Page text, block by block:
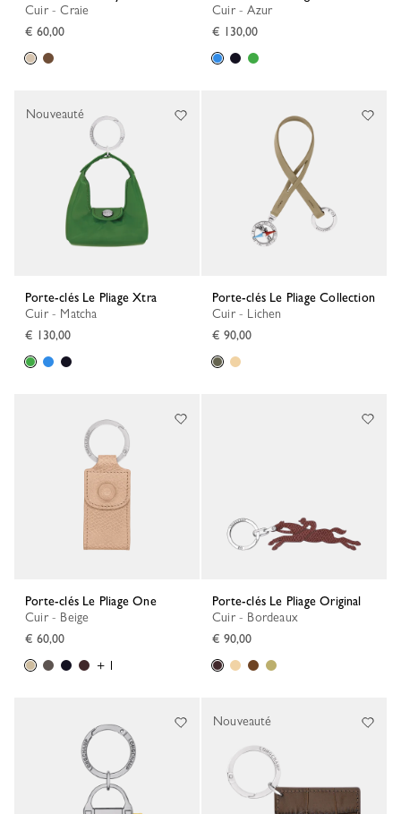
Cuir - Craie
€ 60,00
Cuir - Azur
€ 130,00
Porte-clés Le Pliage Xtra
Cuir - Matcha
€ 130,00
Nouveauté
Porte-clés Le Pliage Collection
Cuir - Lichen
€ 90,00
Porte-clés Le Pliage One
Cuir - Beige
€ 60,00
+ 1
Porte-clés Le Pliage Original
Cuir - Bordeaux
€ 90,00
Nouveauté